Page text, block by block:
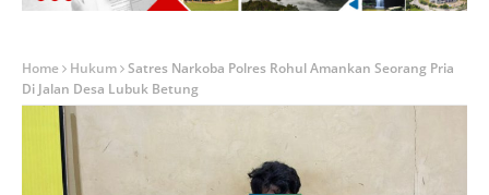
Home Hukum Satres Narkoba Polres Rohul Amankan Seorang Pria
Di Jalan Desa Lubuk Betung